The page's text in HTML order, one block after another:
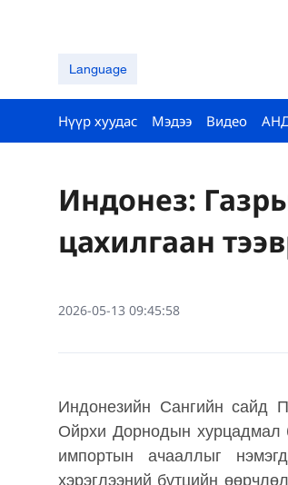
Language
Нүүр хуудас Мэдээ Видео
Индонез:
цахилгаан
2026-05-13 09:45:58
Индонезийн Сангийн сайд
Ойрхи Дорнодын хурцадмал
импортын ачааллыг
хэрэглээний бүтцийн